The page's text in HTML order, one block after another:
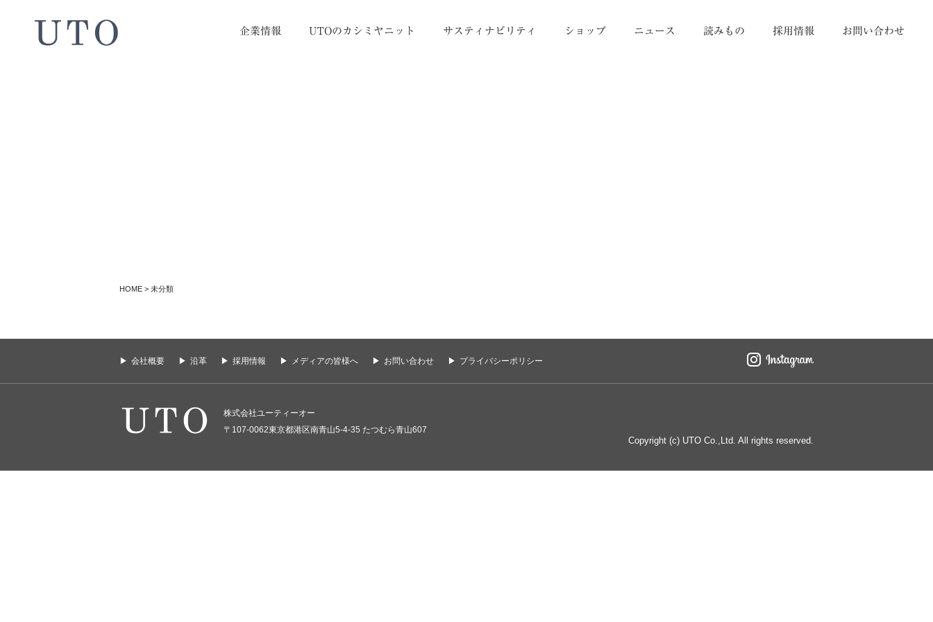
企業情報 UTOのカシミヤニット サスティナビリティ ショップ ニュース 読みもの 採用情報 お問い合わせ
HOME > 未分類
会社概要 沿革 採用情報 メディアの皆様へ お問い合わせ プライバシーポリシー
株式会社ユーティーオー
〒107-0062東京都港区南青山5-4-35 たつむら青山607
Copyright (c) UTO Co.,Ltd. All rights reserved.